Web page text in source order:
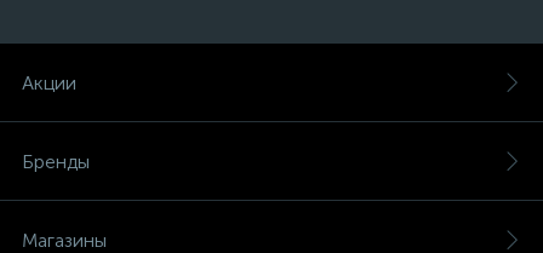
Акции
Бренды
Магазины